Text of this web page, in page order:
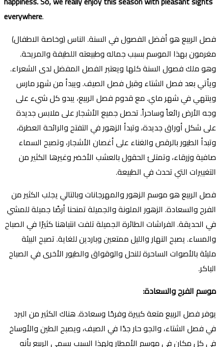
everywhere.
فصل الربيع هو أفضل الفصول في السنة. الناس (وخاصة الاطفال)
مغرمون بهذا الموسم بسبب جماله وطبيعته اللطيفة والمريحة.
وهو ملك فصول السنة كلها ويعتبر الفصل المفضل لدى الشعراء.
ويأتي بعد فصل الشتاء وقبل فصل الصيف. ويبدأ من شهر مارس
وينتهي في شهر ماي. مع قدوم فصل الربيع، يبدو كل شيء على
وجه الأرض رائعاً وساحراً. تحصل جميع الأشجار على ملابس جديدة
على شكل أوراق جديدة، وتبدأ الزهور في التفتح والرائحة العطرة،
وتبدأ الطيور بالرقص والغناء على أغصان الأشجار، وتصبح السماء
صافية وزرقاء، وتمتلئ الحقول بالعشب الأخضر وغيرها الكثير من
التغييرات التي تحدث في الطبيعة.
فصل الربيع هو موسم الزهور والمهرجانات وبالتالي يجلب الكثير من
الفرح والسعادة. الزهور الملونة والجميلة تمنحنا أرضًا جميلة للمشي
في الحديقة. الفراشات الطائرة الجميلة تلفت انتباهنا كثيرًا في الصباح
والمساء. يصبح النهار والليل ممتعين وباردين للغاية. تصبح البيئة
مليئة بالأصوات الساحرة للنحل والوقواق والطيور الأخرى في الصباح
الباكر.
موسم الفرح والسعادة:
يوفر فصل الربيع متعة كبيرة وفرحًا وسعادة. هناك الكثير من البرد
في فصل الشتاء، والجو حار جدًا في الصيف، ويصبح الطين والأوساخ
في كل مكان في موسم الأمطار ولهذا السبب يسمى الربيع بأنه